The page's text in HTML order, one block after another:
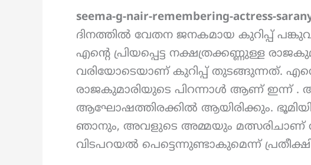
seema-g-nair-remembering-actress-
ദിനത്തിൽ വേതന ജനകമായ കുറിപ്പ്
എന്റെ പ്രിയപ്പെട്ട നക്ഷത്രക്കണ്ണുള്ള
വരിയോടെയാണ് കുറിപ്പ് തുടങ്ങുന്നത്. എന്റെ
രാജകുമാരിയുടെ പിറന്നാൾ ആണ് ഇന്ന്
ആഘോഷത്തിരക്കിൽ ആയിരിക്കും.
ഞാനും, അവളുടെ അമ്മയും മത്സരിചാണ്
വിടപറയൽ പെട്ടെന്നുണ്ടാകുമെന്ന്